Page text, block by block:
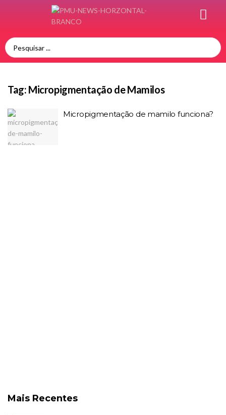
Tag: Micropigmentação de Mamilos
Micropigmentação de mamilo funciona?
Mais Recentes